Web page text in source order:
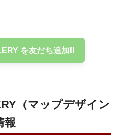
を友だち追加!!
（マップデザイン
報